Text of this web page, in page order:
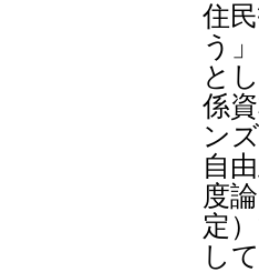
住
う
と
係
ン
自
度
定
し